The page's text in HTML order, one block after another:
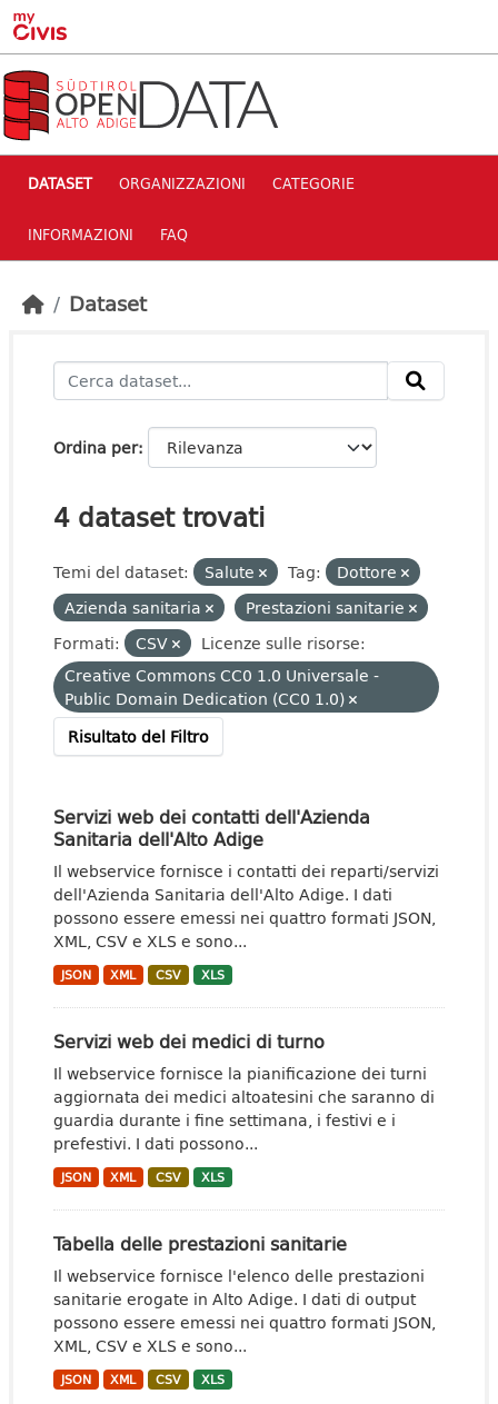
Skip to main content
DATASET ORGANIZZAZIONI CATEGORIE
INFORMAZIONI FAQ
Dataset
Ordina per
4 dataset trovati
Temi del dataset: Salute Tag:
Dottore
Azienda sanitaria
Prestazioni sanitarie
Formati:
CSV
Licenze sulle risorse:
Creative Commons CC0 1.0 Universale -
Public Domain Dedication (CC0 1.0)
Risultato del Filtro
Servizi web dei contatti dell'Azienda
Sanitaria dell'Alto Adige
Il webservice fornisce i contatti dei reparti/servizi
dell'Azienda Sanitaria dell'Alto Adige. I dati
possono essere emessi nei quattro formati JSON,
XML, CSV e XLS e sono...
JSON XML CSV XLS
Servizi web dei medici di turno
Il webservice fornisce la pianificazione dei turni
aggiornata dei medici altoatesini che saranno di
guardia durante i fine settimana, i festivi e i
prefestivi. I dati possono...
JSON XML CSV XLS
Tabella delle prestazioni sanitarie
Il webservice fornisce l'elenco delle prestazioni
sanitarie erogate in Alto Adige. I dati di output
possono essere emessi nei quattro formati JSON,
XML, CSV e XLS e sono...
JSON XML CSV XLS